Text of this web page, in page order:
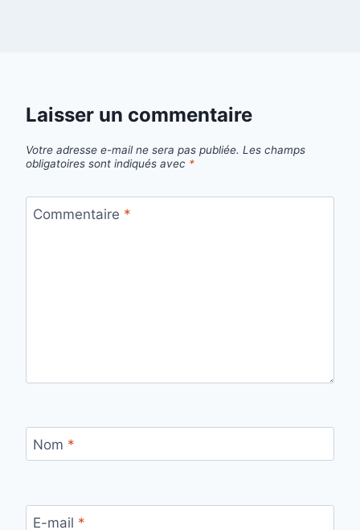
Laisser un commentaire
Votre adresse e-mail ne sera pas publiée. Les champs
obligatoires sont indiqués avec *
Commentaire *
Nom *
E-mail *